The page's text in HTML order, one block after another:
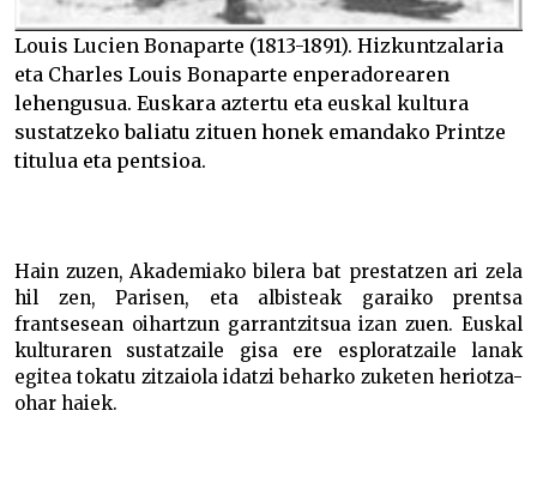
Louis Lucien Bonaparte (1813-1891). Hizkuntzalaria
eta Charles Louis Bonaparte enperadorearen
lehengusua. Euskara aztertu eta euskal kultura
sustatzeko baliatu zituen honek emandako Printze
titulua eta pentsioa.
Hain zuzen, Akademiako bilera bat prestatzen ari zela
hil zen, Parisen, eta albisteak garaiko prentsa
frantsesean oihartzun garrantzitsua izan zuen. Euskal
kulturaren sustatzaile gisa ere esploratzaile lanak
egitea tokatu zitzaiola idatzi beharko zuketen heriotza-
ohar haiek.